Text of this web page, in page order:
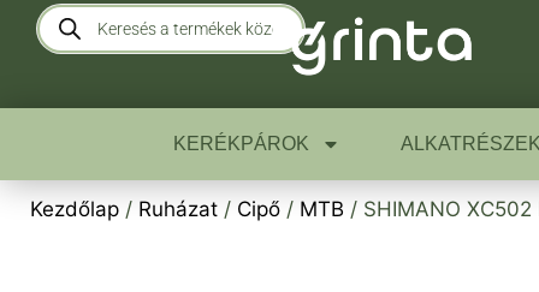
KERÉKPÁROK ALKATRÉSZEK
Kezdőlap / Ruházat / Cipő / MTB / SHIMANO